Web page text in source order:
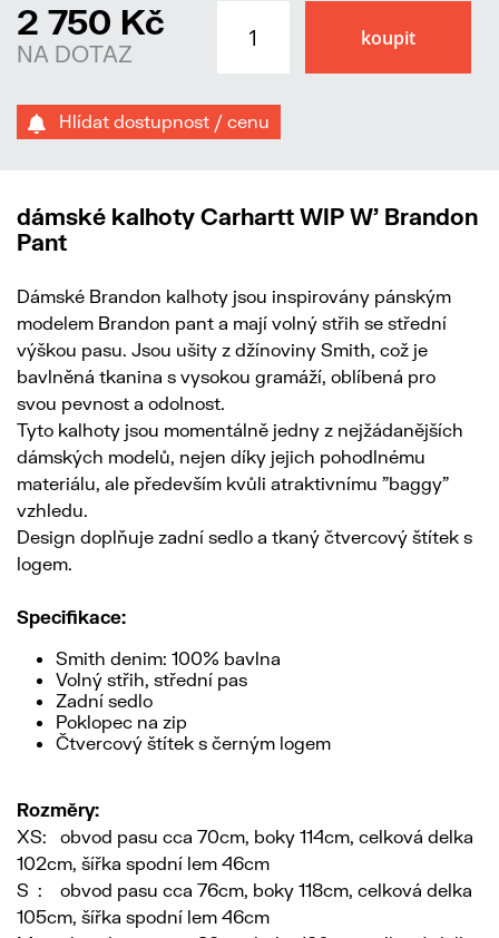
2 750 Kč
NA DOTAZ
Hlídat dostupnost / cenu
dámské kalhoty Carhartt WIP W' Brandon
Pant
Dámské Brandon kalhoty jsou inspirovány pánským
modelem Brandon pant a mají volný střih se střední
výškou pasu. Jsou ušity z džínoviny Smith, což je
bavlněná tkanina s vysokou gramáží, oblíbená pro
svou pevnost a odolnost.
Tyto kalhoty jsou momentálně jedny z nejžádanějších
dámských modelů, nejen díky jejich pohodlnému
materiálu, ale především kvůli atraktivnímu "baggy"
vzhledu.
Design doplňuje zadní sedlo a tkaný čtvercový štítek s
logem.
Specifikace:
Smith denim: 100% bavlna
Volný střih, střední pas
Zadní sedlo
Poklopec na zip
Čtvercový štítek s černým logem
Rozměry:
XS: obvod pasu cca 70cm, boky 114cm, celková delka
102cm, šířka spodní lem 46cm
S : obvod pasu cca 76cm, boky 118cm, celková delka
105cm, šířka spodní lem 46cm